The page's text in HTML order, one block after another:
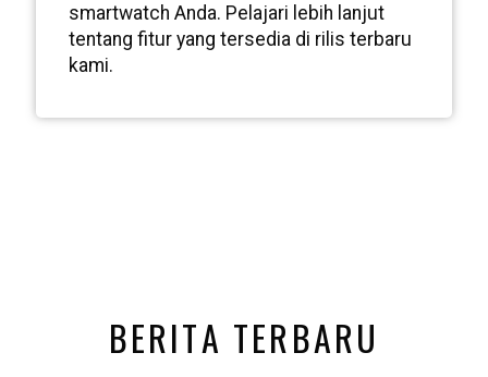
smartwatch Anda. Pelajari lebih lanjut
tentang fitur yang tersedia di rilis terbaru
kami.
BERITA TERBARU